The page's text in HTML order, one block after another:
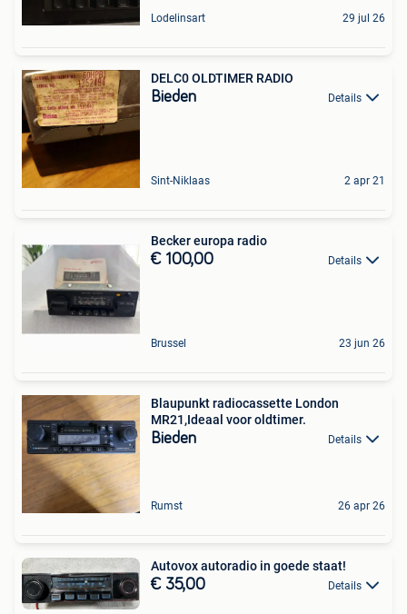
Lodelinsart 29 jul 26
DELC0 OLDTIMER RADIO
Bieden Details
Sint-Niklaas 2 apr 21
Becker europa radio
€ 100,00 Details
Brussel 23 jun 26
Blaupunkt radiocassette London
MR21,Ideaal voor oldtimer.
Bieden Details
Rumst 26 apr 26
Autovox autoradio in goede staat!
€ 35,00 Details